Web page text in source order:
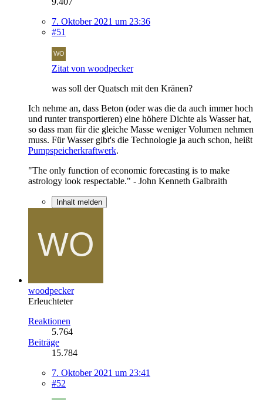
7. Oktober 2021 um 23:36
#51
Zitat von woodpecker
was soll der Quatsch mit den Kränen?
Ich nehme an, dass Beton (oder was die da auch immer hoch
und runter transportieren) eine höhere Dichte als Wasser hat,
so dass man für die gleiche Masse weniger Volumen nehmen
muss. Für Wasser gibt's die Technologie ja auch schon, heißt
Pumpspeicherkraftwerk.
"The only function of economic forecasting is to make
astrology look respectable." - John Kenneth Galbraith
Inhalt melden
woodpecker
Erleuchteter
Reaktionen
5.764
Beiträge
15.784
7. Oktober 2021 um 23:41
#52